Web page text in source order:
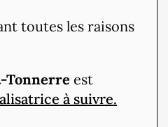
toutes les raisons
Tonnerre est
à suivre.